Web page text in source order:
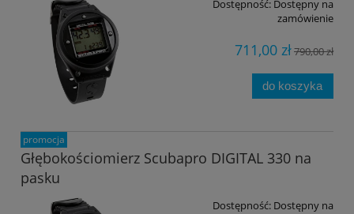
Dostępność: Dostępny na
zamówienie
711,00 zł790,00 zł
do koszyka
Głębokościomierz Scubapro DIGITAL 330 na
pasku
Dostępność: Dostępny na
promocja